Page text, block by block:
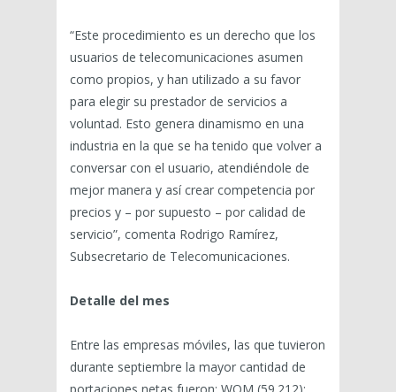
“Este procedimiento es un derecho que los
usuarios de telecomunicaciones asumen
como propios, y han utilizado a su favor
para elegir su prestador de servicios a
voluntad. Esto genera dinamismo en una
industria en la que se ha tenido que volver a
conversar con el usuario, atendiéndole de
mejor manera y así crear competencia por
precios y – por supuesto – por calidad de
servicio”, comenta Rodrigo Ramírez,
Subsecretario de Telecomunicaciones.
Detalle del mes
Entre las empresas móviles, las que tuvieron
durante septiembre la mayor cantidad de